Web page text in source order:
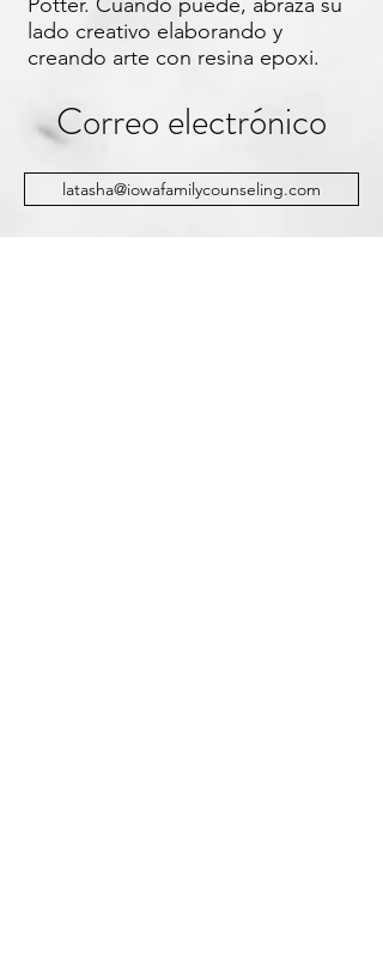
lado creativo elaborando y
creando arte con resina epoxi.
Correo electrónico
latasha@iowafamilycounseling.com